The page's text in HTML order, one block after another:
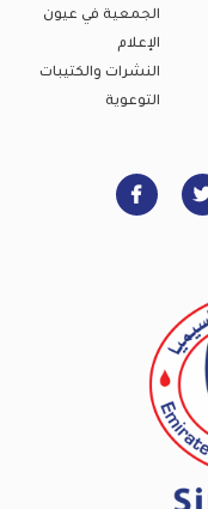
الجمعية في عيون
الإعلام
النشرات والكتيبات
التوعوية